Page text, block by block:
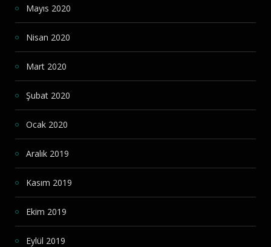
Mayıs 2020
Nisan 2020
Mart 2020
Şubat 2020
Ocak 2020
Aralık 2019
Kasım 2019
Ekim 2019
Eylül 2019